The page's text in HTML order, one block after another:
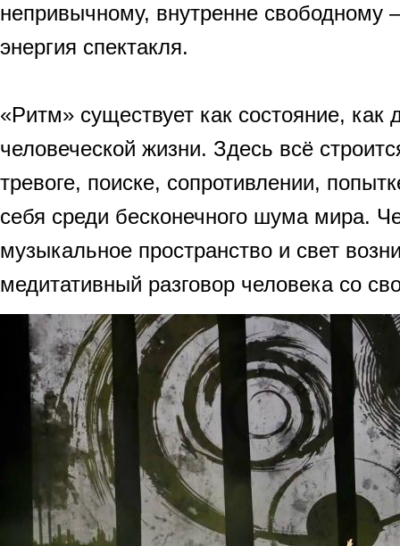
непривычному, внутренне свободному
энергия спектакля.
«Ритм» существует как состояние, как
человеческой жизни. Здесь всё
тревоге, поиске, сопротивлении,
себя среди бесконечного шума мира.
музыкальное пространство и свет
медитативный разговор человека со